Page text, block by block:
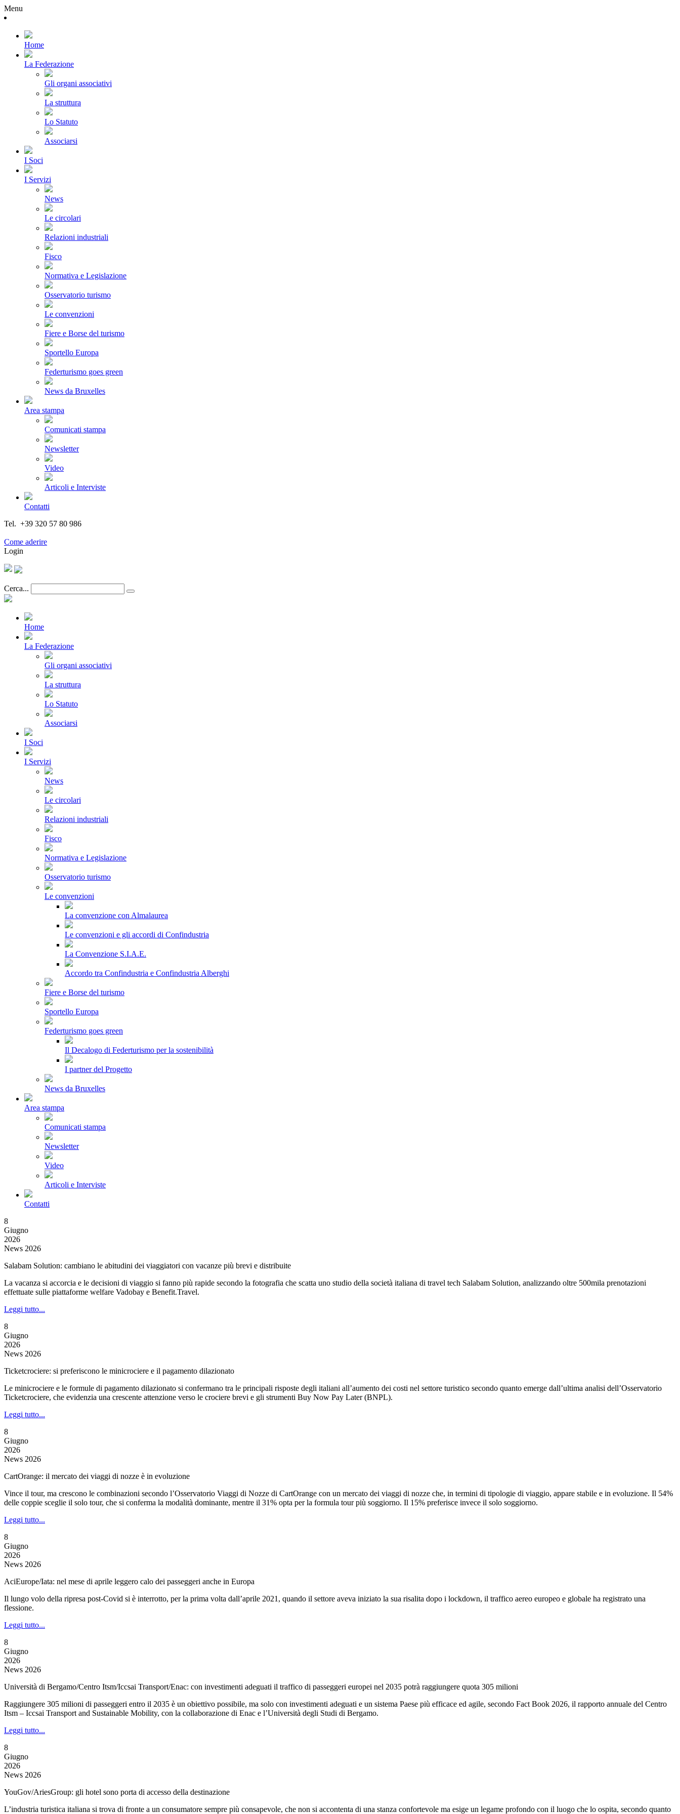
Menu
Home
La Federazione
Gli organi associativi
La struttura
Lo Statuto
Associarsi
I Soci
I Servizi
News
Le circolari
Relazioni industriali
Fisco
Normativa e Legislazione
Osservatorio turismo
Le convenzioni
Fiere e Borse del turismo
Sportello Europa
Federturismo goes green
News da Bruxelles
Area stampa
Comunicati stampa
Newsletter
Video
Articoli e Interviste
Contatti
Tel. +39 320 57 80 986
Come aderire
Login
Cerca...
Home
La Federazione
Gli organi associativi
La struttura
Lo Statuto
Associarsi
I Soci
I Servizi
News
Le circolari
Relazioni industriali
Fisco
Normativa e Legislazione
Osservatorio turismo
Le convenzioni
La convenzione con Almalaurea
Le convenzioni e gli accordi di Confindustria
La Convenzione S.I.A.E.
Accordo tra Confindustria e Confindustria Alberghi
Fiere e Borse del turismo
Sportello Europa
Federturismo goes green
Il Decalogo di Federturismo per la sostenibilità
I partner del Progetto
News da Bruxelles
Area stampa
Comunicati stampa
Newsletter
Video
Articoli e Interviste
Contatti
8
Giugno
2026
News 2026
Salabam Solution: cambiano le abitudini dei viaggiatori con vacanze più brevi e distribuite
La vacanza si accorcia e le decisioni di viaggio si fanno più rapide secondo la fotografia che scatta uno studio della società italiana di travel tech Salabam Solution, analizzando oltre 500mila prenotazioni
effettuate sulle piattaforme welfare Vadobay e Benefit.Travel.
Leggi tutto...
8
Giugno
2026
News 2026
Ticketcrociere: si preferiscono le minicrociere e il pagamento dilazionato
Le minicrociere e le formule di pagamento dilazionato si confermano tra le principali risposte degli italiani all’aumento dei costi nel settore turistico secondo quanto emerge dall’ultima analisi dell’Osservatorio
Ticketcrociere, che evidenzia una crescente attenzione verso le crociere brevi e gli strumenti Buy Now Pay Later (BNPL).
Leggi tutto...
8
Giugno
2026
News 2026
CartOrange: il mercato dei viaggi di nozze è in evoluzione
Vince il tour, ma crescono le combinazioni secondo l’Osservatorio Viaggi di Nozze di CartOrange con un mercato dei viaggi di nozze che, in termini di tipologie di viaggio, appare stabile e in evoluzione. Il 54%
delle coppie sceglie il solo tour, che si conferma la modalità dominante, mentre il 31% opta per la formula tour più soggiorno. Il 15% preferisce invece il solo soggiorno.
Leggi tutto...
8
Giugno
2026
News 2026
AciEurope/Iata: nel mese di aprile leggero calo dei passeggeri anche in Europa
Il lungo volo della ripresa post-Covid si è interrotto, per la prima volta dall’aprile 2021, quando il settore aveva iniziato la sua risalita dopo i lockdown, il traffico aereo europeo e globale ha registrato una
flessione.
Leggi tutto...
8
Giugno
2026
News 2026
Università di Bergamo/Centro Itsm/Iccsai Transport/Enac: con investimenti adeguati il traffico di passeggeri europei nel 2035 potrà raggiungere quota 305 milioni
Raggiungere 305 milioni di passeggeri entro il 2035 è un obiettivo possibile, ma solo con investimenti adeguati e un sistema Paese più efficace ed agile, secondo Fact Book 2026, il rapporto annuale del Centro
Itsm – Iccsai Transport and Sustainable Mobility, con la collaborazione di Enac e l’Università degli Studi di Bergamo.
Leggi tutto...
8
Giugno
2026
News 2026
YouGov/AriesGroup: gli hotel sono porta di accesso della destinazione
L’industria turistica italiana si trova di fronte a un consumatore sempre più consapevole, che non si accontenta di una stanza confortevole ma esige un legame profondo con il luogo che lo ospita, secondo quanto